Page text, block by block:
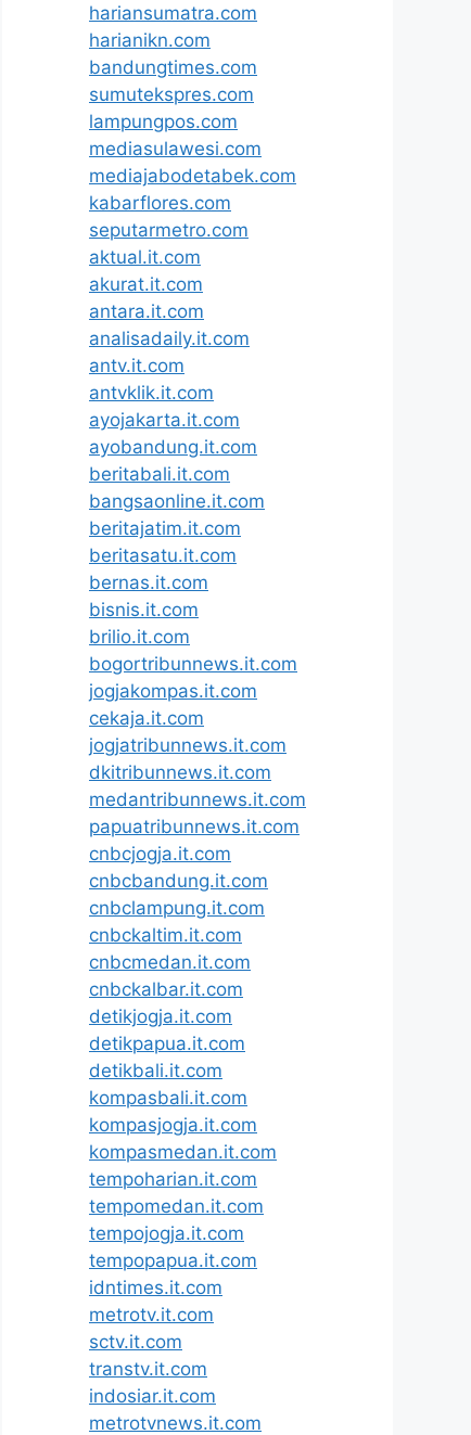
hariansumatra.com
harianikn.com
bandungtimes.com
sumutekspres.com
lampungpos.com
mediasulawesi.com
mediajabodetabek.com
kabarflores.com
seputarmetro.com
aktual.it.com
akurat.it.com
antara.it.com
analisadaily.it.com
antv.it.com
antvklik.it.com
ayojakarta.it.com
ayobandung.it.com
beritabali.it.com
bangsaonline.it.com
beritajatim.it.com
beritasatu.it.com
bernas.it.com
bisnis.it.com
brilio.it.com
bogortribunnews.it.com
jogjakompas.it.com
cekaja.it.com
jogjatribunnews.it.com
dkitribunnews.it.com
medantribunnews.it.com
papuatribunnews.it.com
cnbcjogja.it.com
cnbcbandung.it.com
cnbclampung.it.com
cnbckaltim.it.com
cnbcmedan.it.com
cnbckalbar.it.com
detikjogja.it.com
detikpapua.it.com
detikbali.it.com
kompasbali.it.com
kompasjogja.it.com
kompasmedan.it.com
tempoharian.it.com
tempomedan.it.com
tempojogja.it.com
tempopapua.it.com
idntimes.it.com
metrotv.it.com
sctv.it.com
transtv.it.com
indosiar.it.com
metrotvnews.it.com